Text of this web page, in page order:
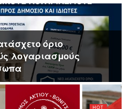
όριο
λογαριασμούς
HOT